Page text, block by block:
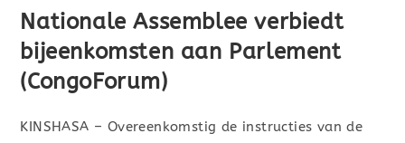
Nationale Assemblee verbiedt
bijeenkomsten aan Parlement
(CongoForum)
KINSHASA – Overeenkomstig de instructies van de